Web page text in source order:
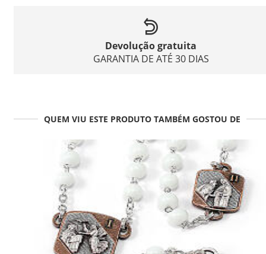
Devolução gratuita
GARANTIA DE ATÉ 30 DIAS
QUEM VIU ESTE PRODUTO TAMBÉM GOSTOU DE